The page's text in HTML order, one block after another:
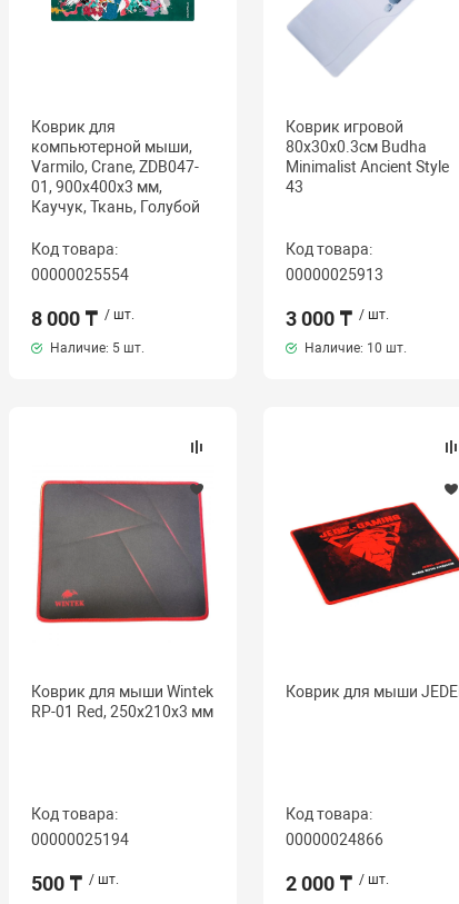
Коврик для
компьютерной мыши,
Varmilo, Crane, ZDB047-
01, 900х400х3 мм,
Каучук, Ткань, Голубой
Код товара:
00000025554
8 000 ₸ / шт.
Наличие: 5 шт.
Коврик игровой
80x30x0.3см Budha
Minimalist Ancient Style
43
Код товара:
00000025913
3 000 ₸ / шт.
Наличие: 10 шт.
Коврик для мыши Wintek
RP-01 Red, 250x210x3 мм
Код товара:
00000025194
500 ₸ / шт.
Коврик для мыши JEDEL
Код товара:
00000024866
2 000 ₸ / шт.